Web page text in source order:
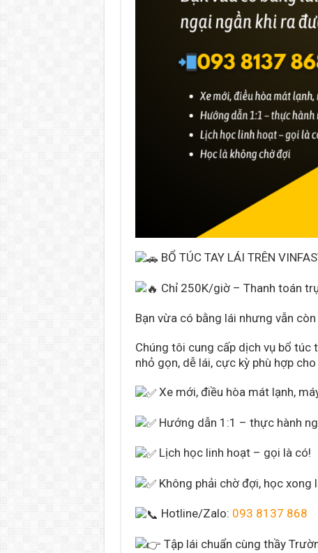
BỔ TÚC TAY LÁI TRÊN
Chỉ 250K/giờ – Thanh toán
Bạn vừa có bằng lái nhưng vẫn
Chúng tôi cung cấp dịch vụ bổ túc
nhỏ gọn, dễ lái, cực kỳ phù hợp
Xe mới, điều hòa mát lạnh,
Hướng dẫn 1:1 – thực hành
Lịch học linh hoạt – gọi là có!
Không phải chờ đợi, học xong
Hotline/Zalo: 093 8137 868
Tập lái chuẩn cùng thầy